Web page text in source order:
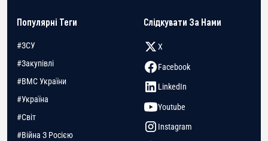
Популярні Теги
#ЗСУ
#Закупівлі
#ВМС України
#Україна
#Світ
#Війна З Росією
Слідкувати За Нами
X
Facebook
LinkedIn
Youtube
Instagram